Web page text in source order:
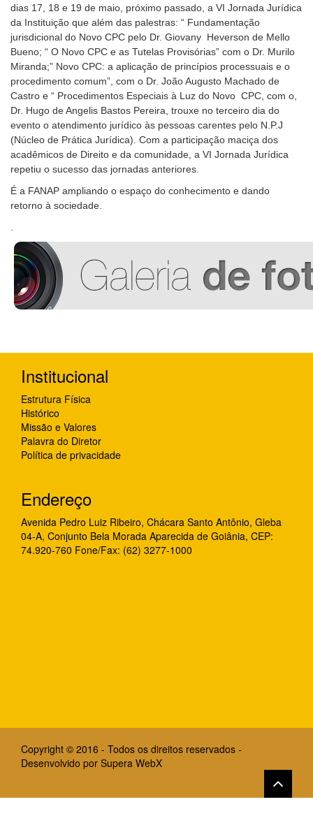
dias 17, 18 e 19 de maio, próximo passado, a VI Jornada Jurídica
da Instituição que além das palestras: “ Fundamentação
jurisdicional do Novo CPC pelo Dr. Giovany Heverson de Mello
Bueno; “ O Novo CPC e as Tutelas Provisórias” com o Dr. Murilo
Miranda;” Novo CPC: a aplicação de princípios processuais e o
procedimento comum”, com o Dr. João Augusto Machado de
Castro e “ Procedimentos Especiais à Luz do Novo CPC, com o,
Dr. Hugo de Angelis Bastos Pereira, trouxe no terceiro dia do
evento o atendimento jurídico às pessoas carentes pelo N.P.J
(Núcleo de Prática Jurídica). Com a participação maciça dos
acadêmicos de Direito e da comunidade, a VI Jornada Jurídica
repetiu o sucesso das jornadas anteriores.
É a FANAP ampliando o espaço do conhecimento e dando
retorno à sociedade.
Institucional
Estrutura Física
Histórico
Missão e Valores
Palavra do Diretor
Política de privacidade
Endereço
Avenida Pedro Luiz Ribeiro, Chácara Santo Antônio, Gleba
04-A, Conjunto Bela Morada Aparecida de Goiânia, CEP:
74.920-760 Fone/Fax: (62) 3277-1000
Copyright © 2016 - Todos os direitos reservados -
Desenvolvido por Supera WebX